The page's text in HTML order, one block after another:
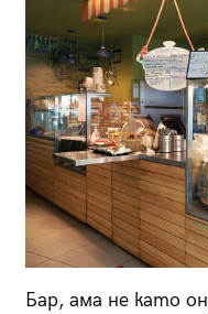
Бар, ама не като